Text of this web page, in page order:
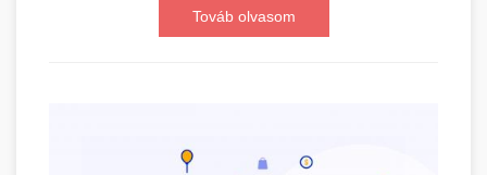
Továb olvasom